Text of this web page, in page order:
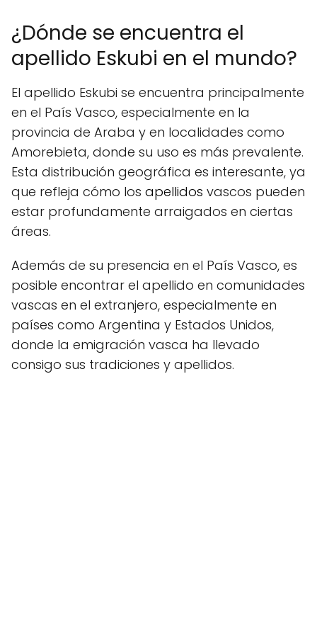
¿Dónde se encuentra el
apellido Eskubi en el mundo?
El apellido Eskubi se encuentra principalmente
en el País Vasco, especialmente en la
provincia de Araba y en localidades como
Amorebieta, donde su uso es más prevalente.
Esta distribución geográfica es interesante, ya
que refleja cómo los apellidos vascos pueden
estar profundamente arraigados en ciertas
áreas.
Además de su presencia en el País Vasco, es
posible encontrar el apellido en comunidades
vascas en el extranjero, especialmente en
países como Argentina y Estados Unidos,
donde la emigración vasca ha llevado
consigo sus tradiciones y apellidos.